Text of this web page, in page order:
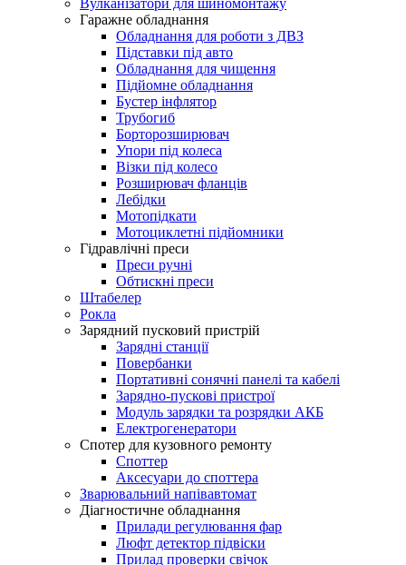
Гаражне обладнання
Обладнання для роботи з ДВЗ
Підставки під авто
Обладнання для чищення
Підйомне обладнання
Бустер інфлятор
Трубогиб
Борторозширювач
Упори під колеса
Візки під колесо
Розширювач фланців
Лебідки
Мотопідкати
Мотоциклетні підйомники
Гідравлічні преси
Преси ручні
Обтискні преси
Штабелер
Рокла
Зарядний пусковий пристрій
Зарядні станції
Повербанки
Портативні сонячні панелі та кабелі
Зарядно-пускові пристрої
Модуль зарядки та розрядки АКБ
Електрогенератори
Спотер для кузовного ремонту
Споттер
Аксесуари до споттера
Зварювальний напівавтомат
Діагностичне обладнання
Прилади регулювання фар
Люфт детектор підвіски
Прилад проверки свічок